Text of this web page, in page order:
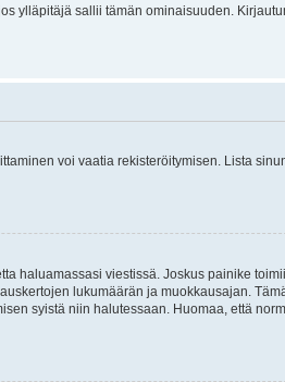
ylläpitäjä sallii tämän ominaisuuden.
voi vaatia rekisteröitymisen. Lista
haluamassasi viestissä. Joskus painike
lukumäärän ja muokkausajan.
syistä niin halutessaan. Huomaa, että